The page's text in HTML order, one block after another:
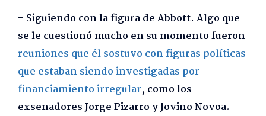
– Siguiendo con la figura de Abbott. Algo que
se le cuestionó mucho en su momento fueron
reuniones que él sostuvo con figuras políticas
que estaban siendo investigadas por
financiamiento irregular, como los
exsenadores Jorge Pizarro y Jovino Novoa.